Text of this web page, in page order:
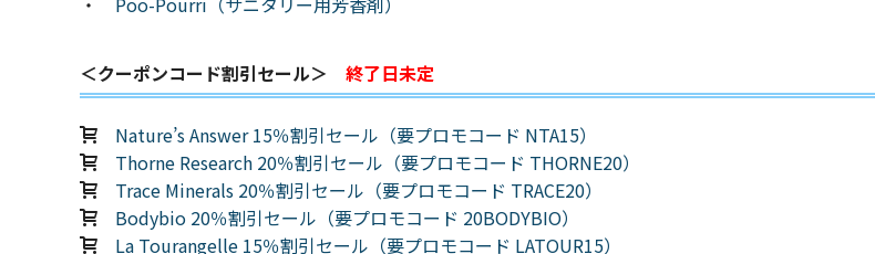
＜クーポンコード割引セール＞ 終了日未定
Nature’s Answer 15％割引セール（要プロモコード NTA15）
Thorne Research 20％割引セール（要プロモコード THORNE20）
Trace Minerals 20％割引セール（要プロモコード TRACE20）
Bodybio 20％割引セール（要プロモコード 20BODYBIO）
La Tourangelle 15％割引セール（要プロモコード LATOUR15）